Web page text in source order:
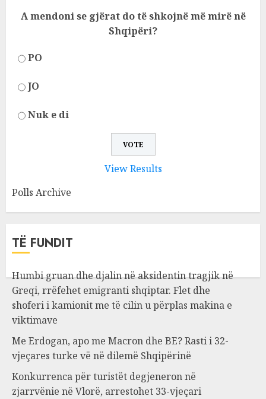
A mendoni se gjërat do të shkojnë më mirë në
Shqipëri?
PO
JO
Nuk e di
View Results
Polls Archive
TË FUNDIT
Humbi gruan dhe djalin në aksidentin tragjik në
Greqi, rrëfehet emigranti shqiptar. Flet dhe
shoferi i kamionit me të cilin u përplas makina e
viktimave
Me Erdogan, apo me Macron dhe BE? Rasti i 32-
vjeçares turke vë në dilemë Shqipërinë
Konkurrenca për turistët degjeneron në
zjarrvënie në Vlorë, arrestohet 33-vjeçari